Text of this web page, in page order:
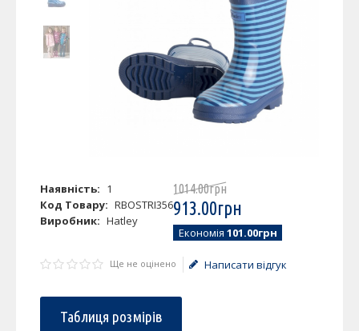
Наявність: 1
Код Товару: RBOSTRI356
Виробник: Hatley
1014.00грн
913.00грн
Економія 101.00грн
Ще не оцінено Написати відгук
Таблиця розмірів